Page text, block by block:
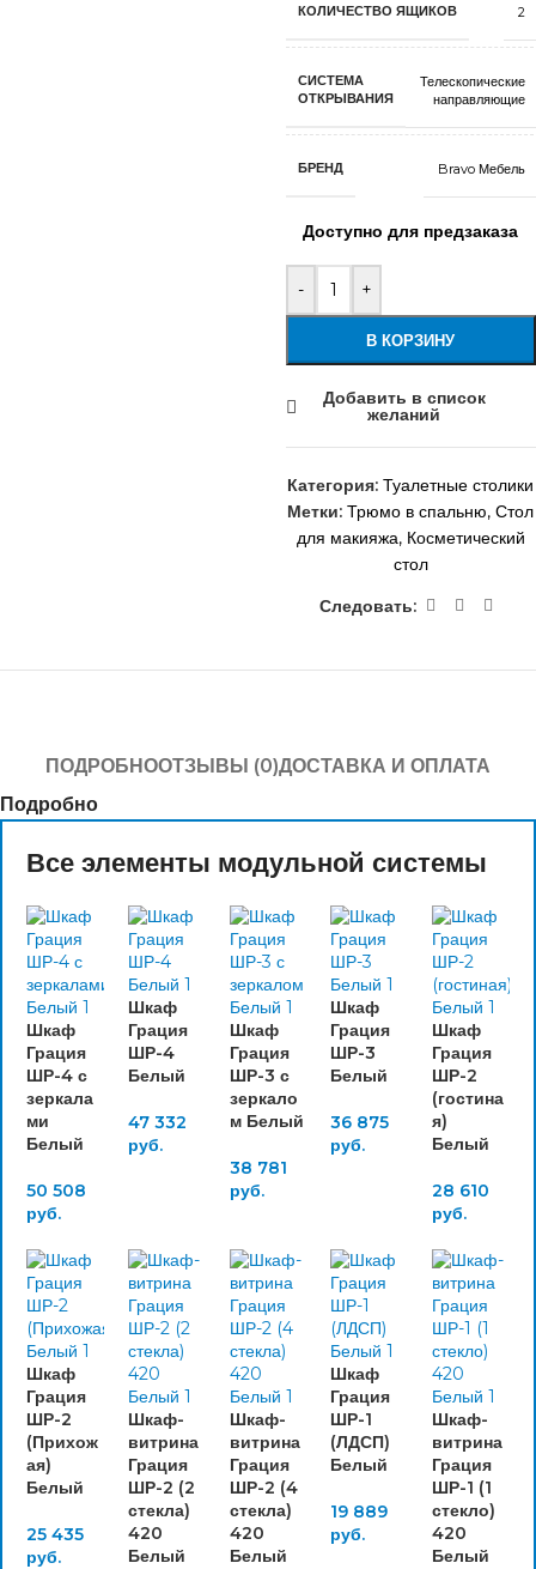
КОЛИЧЕСТВО ЯЩИКОВ 2
СИСТЕМА
ОТКРЫВАНИЯ
Телескопические
направляющие
БРЕНД Bravo Мебель
Доступно для предзаказа
- +
В КОРЗИНУ
Добавить в список
желаний
Категория: Туалетные столики
Метки: Трюмо в спальню, Стол
для макияжа, Косметический
стол
Следовать:
ПОДРОБНООТЗЫВЫ (0)ДОСТАВКА И ОПЛАТА
Подробно
Все элементы модульной системы
Шкаф
Грация
ШР-4 с
зеркала
ми
Белый
50 508
руб.
Шкаф
Грация
ШР-4
Белый
47 332
руб.
Шкаф
Грация
ШР-3 с
зеркало
м Белый
38 781
руб.
Шкаф
Грация
ШР-3
Белый
36 875
руб.
Шкаф
Грация
ШР-2
(гостина
я)
Белый
28 610
руб.
Шкаф
Грация
ШР-2
(Прихож
ая)
Белый
25 435
руб.
Шкаф-
витрина
Грация
ШР-2 (2
стекла)
420
Белый
Шкаф-
витрина
Грация
ШР-2 (4
стекла)
420
Белый
Шкаф
Грация
ШР-1
(ЛДСП)
Белый
19 889
руб.
Шкаф-
витрина
Грация
ШР-1 (1
стекло)
420
Белый